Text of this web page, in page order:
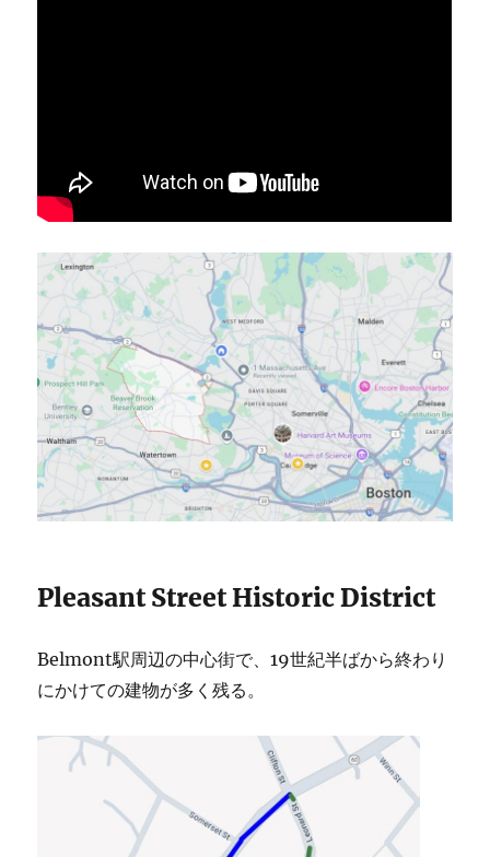
Pleasant Street Historic District
Belmont駅周辺の中心街で、19世紀半ばから終わり
にかけての建物が多く残る。